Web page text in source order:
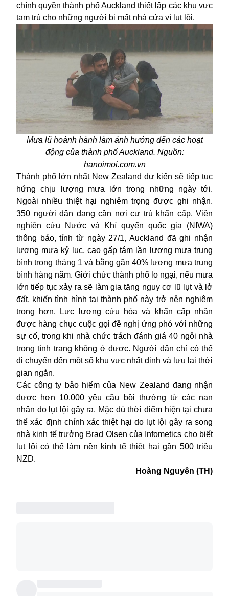
chính quyền thành phố Auckland thiết lập các khu vực
tạm trú cho những người bị mất nhà cửa vì lụt lội.
Mưa lũ hoành hành làm ảnh hưởng đến các hoạt
động của thành phố Auckland. Nguồn:
hanoimoi.com.vn
Thành phố lớn nhất New Zealand dự kiến sẽ tiếp tục
hứng chịu lượng mưa lớn trong những ngày tới.
Ngoài nhiều thiệt hại nghiêm trọng được ghi nhận.
350 người dân đang cần nơi cư trú khẩn cấp. Viện
nghiên cứu Nước và Khí quyển quốc gia (NIWA)
thông báo, tính từ ngày 27/1, Auckland đã ghi nhận
lượng mưa kỷ lục, cao gấp tám lần lượng mưa trung
bình trong tháng 1 và bằng gần 40% lượng mưa trung
bình hàng năm. Giới chức thành phố lo ngại, nếu mưa
lớn tiếp tục xảy ra sẽ làm gia tăng nguy cơ lũ lụt và lở
đất, khiến tình hình tại thành phố này trở nên nghiêm
trọng hơn. Lực lượng cứu hỏa và khẩn cấp nhận
được hàng chục cuộc gọi đề nghị ứng phó với những
sự cố, trong khi nhà chức trách đánh giá 40 ngôi nhà
trong tình trạng không ở được. Người dân chỉ có thể
di chuyển đến một số khu vực nhất định và lưu lại thời
gian ngắn.
Các công ty bảo hiểm của New Zealand đang nhận
được hơn 10.000 yêu cầu bồi thường từ các nạn
nhân do lụt lội gây ra. Mặc dù thời điểm hiện tại chưa
thể xác định chính xác thiệt hại do lụt lội gây ra song
nhà kinh tế trưởng Brad Olsen của Infometics cho biết
lụt lội có thể làm nền kinh tế thiệt hại gần 500 triệu
NZD.
Hoàng Nguyên (TH)